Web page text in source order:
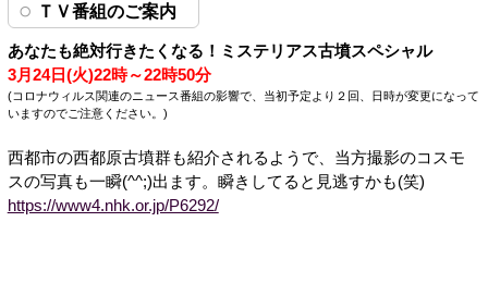
ＴＶ番組のご案内
あなたも絶対行きたくなる！ミステリアス古墳スペシャル
3月24日(火)22時～22時50分
(コロナウィルス関連のニュース番組の影響で、当初予定より２回、日時が変更になって
いますのでご注意ください。)
西都市の西都原古墳群も紹介されるようで、当方撮影のコスモ
スの写真も一瞬(^^;)出ます。瞬きしてると見逃すかも(笑)
https://www4.nhk.or.jp/P6292/